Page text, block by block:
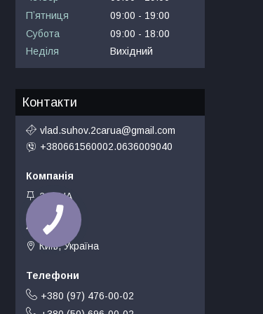
Пʼятниця
09:00
19:00
Субота
09:00
18:00
Неділя
Вихідний
Контакти
vlad.suhov.2carua@gmail.com
+380661560002.0636009040
2carUA
Київ, Україна
+380 (97) 476-00-02